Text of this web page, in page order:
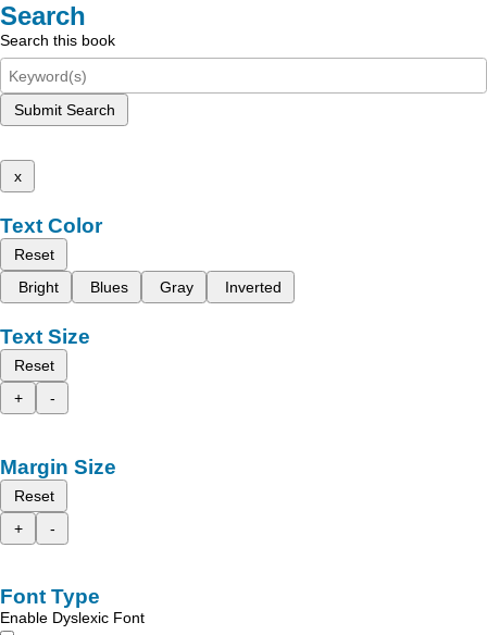
Search
Search this book
Submit Search
x
Text Color
Reset
Bright
Blues Gray Inverted
Text Size
Reset
+
-
Margin Size
Reset
+
-
Font Type
Enable Dyslexic Font